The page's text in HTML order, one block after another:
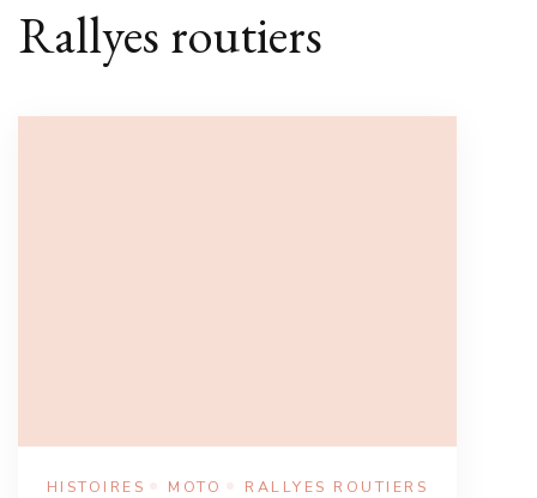
Rallyes routiers
HISTOIRES MOTO RALLYES ROUTIERS